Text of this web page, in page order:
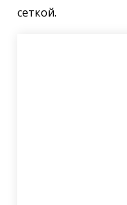
сеткой.